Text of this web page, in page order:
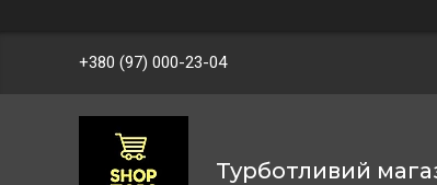
+380 (97) 000-23-04
Турботливий